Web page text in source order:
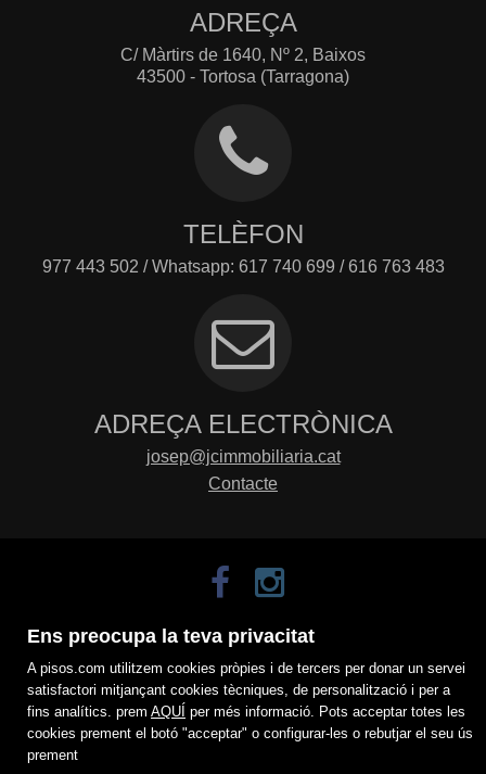
Ens preocupa la teva privacitat
A pisos.com utilitzem cookies pròpies i de tercers per donar un servei
satisfactori mitjançant cookies tècniques, de personalització i per a
fins analítics. prem AQUÍ per més informació. Pots acceptar totes les
cookies prement el botó "acceptar" o configurar-les o rebutjar el seu ús
prement
ADREÇA
C/ Màrtirs de 1640, Nº 2, Baixos
43500 - Tortosa (Tarragona)
TELÈFON
977 443 502 / Whatsapp: 617 740 699 / 616 763 483
ADREÇA ELECTRÒNICA
josep@jcimmobiliaria.cat
Contacte